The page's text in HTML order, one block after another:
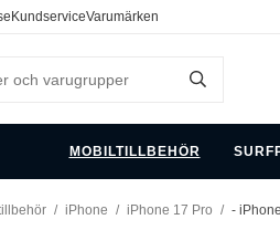
KundserviceVarumärken
MOBILTILLBEHÖR
/ iPhone / iPhone 17 Pro / -